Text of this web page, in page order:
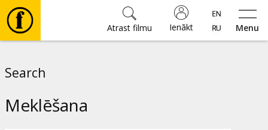
Menu
Ienākt
Atrast filmu
Search
Meklēšana